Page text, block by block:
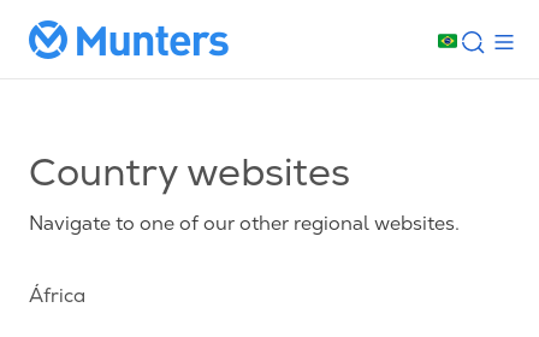
Country websites
Navigate to one of our other regional websites.
África